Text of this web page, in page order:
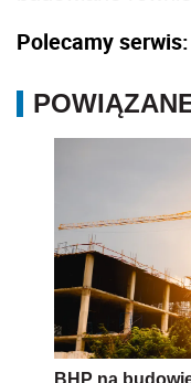
Polecamy serwis: